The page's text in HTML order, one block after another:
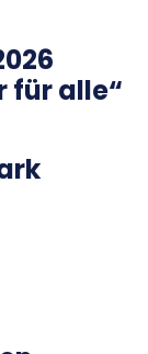
für alle“